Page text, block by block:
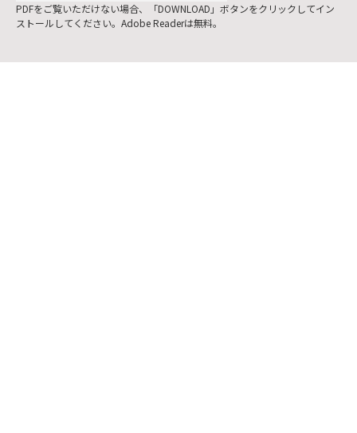
PDFをご覧いただけない場合、「DOWNLOAD」ボタンをクリックしてイン
ストールしてください。Adobe Readerは無料。